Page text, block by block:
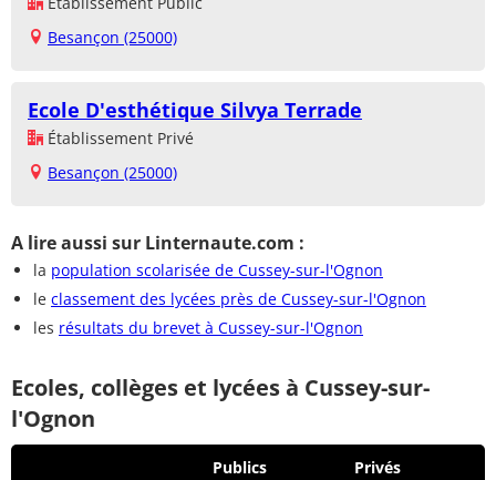
Besançon (25000)
Ecole D'esthétique Silvya Terrade
Établissement Privé
Besançon (25000)
A lire aussi sur Linternaute.com :
la population scolarisée de Cussey-sur-l'Ognon
le classement des lycées près de Cussey-sur-l'Ognon
les résultats du brevet à Cussey-sur-l'Ognon
Ecoles, collèges et lycées à Cussey-sur-
l'Ognon
Publics Privés